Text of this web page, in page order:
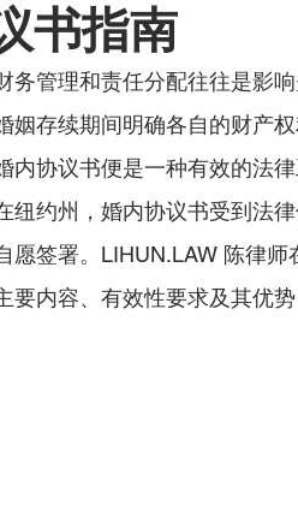
书指南
务管理和责任分配往往是影
姻存续期间明确各自的财产
内协议书便是一种有效的法
纽约州，婚内协议书受到法
愿签署。LIHUN.LAW 陈律
要内容、有效性要求及其优